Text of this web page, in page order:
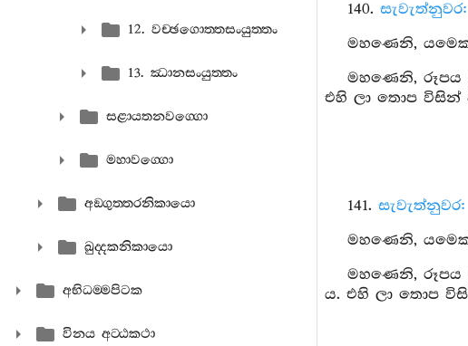
12. වච‍්ඡගොත‍්තසංයුත‍්තං
13. ඣානසංයුත‍්තං
සළායතනවග‍්ගො
මහාවග‍්ගො
අඞ‍්ගුත‍්තරනිකායො
ඛුද‍්දකනිකායො
අභිධම‍්මපිටක
විනය අට‍්ඨකථා
140. සැවැත්නුවර:
මහණෙනි,
මහණෙනි, රූපය
එහි ලා තොප විසින්
141. සැවැත්නුවර:
මහණෙනි,
මහණෙනි, රූපය
ය. එහි ලා තොප